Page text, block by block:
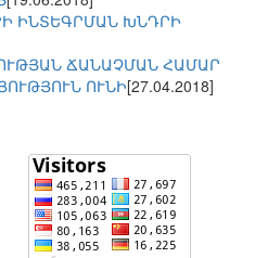
ԻՆՏԵԳՐՄԱՆ ԽՆԴՐԻ
ՃԱՆԱՉՄԱՆ ՀԱՄԱՐ
ՈՒՆԻ[27.04.2018]